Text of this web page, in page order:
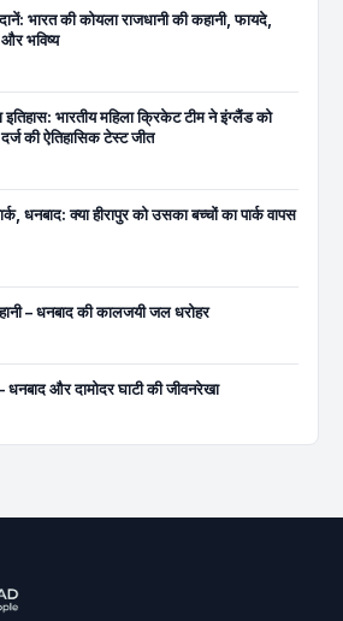
भारत की कोयला राजधानी की कहानी, फायदे,
भविष्य
इतिहास: भारतीय महिला क्रिकेट टीम ने इंग्लैंड को
की ऐतिहासिक टेस्ट जीत
धनबाद: क्या हीरापुर को उसका बच्चों का पार्क वापस
– धनबाद की कालजयी जल धरोहर
और दामोदर घाटी की जीवनरेखा